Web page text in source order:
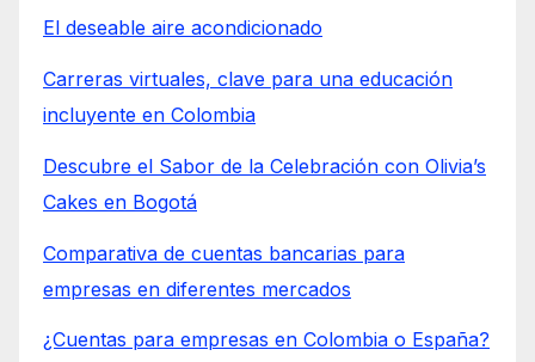
El deseable aire acondicionado
Carreras virtuales, clave para una educación
incluyente en Colombia
Descubre el Sabor de la Celebración con Olivia’s
Cakes en Bogotá
Comparativa de cuentas bancarias para
empresas en diferentes mercados
¿Cuentas para empresas en Colombia o España?